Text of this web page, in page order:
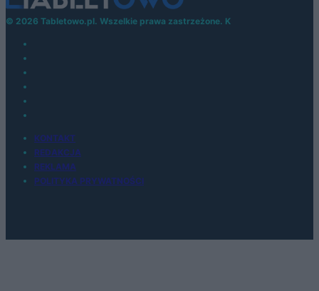
© 2026 Tabletowo.pl. Wszelkie prawa zastrzeżone. K
KONTAKT
REDAKCJA
REKLAMA
POLITYKA PRYWATNOŚCI